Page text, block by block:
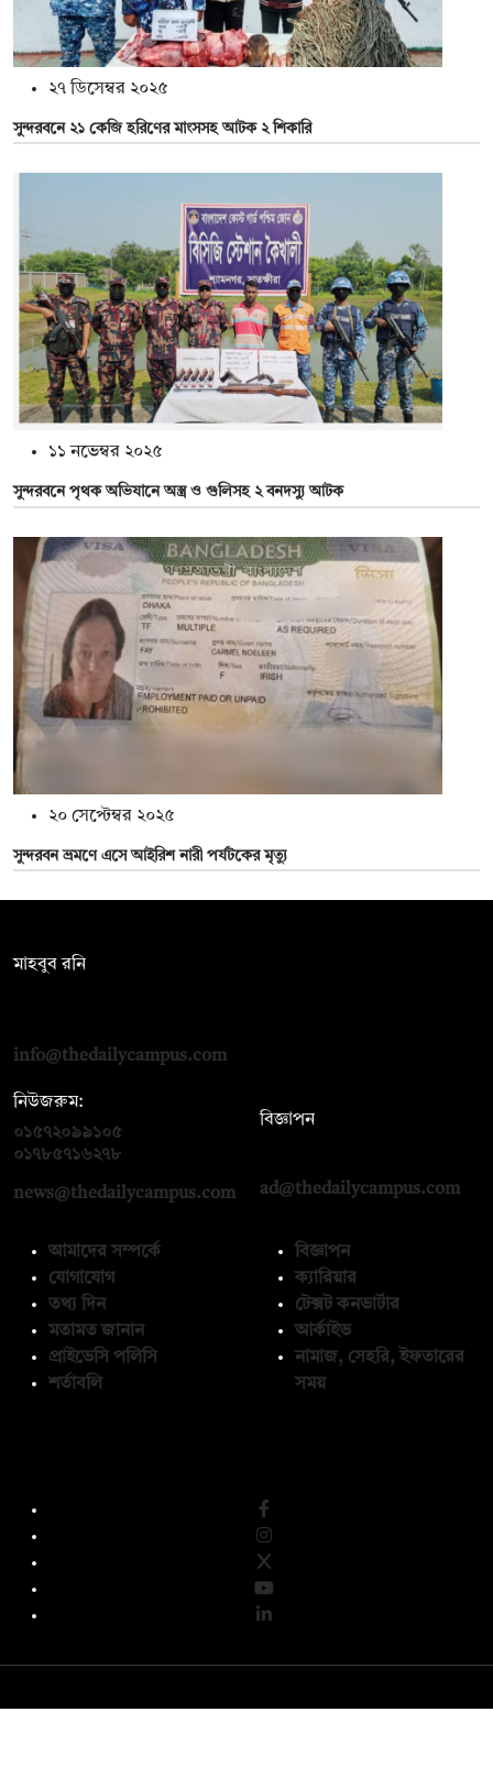
২৭ ডিসেম্বর ২০২৫
সুন্দরবনে ২১ কেজি হরিণের মাংসসহ আটক ২ শিকারি
১১ নভেম্বর ২০২৫
সুন্দরবনে পৃথক অভিযানে অস্ত্র ও গুলিসহ ২ বনদস্যু আটক
২০ সেপ্টেম্বর ২০২৫
সুন্দরবন ভ্রমণে এসে আইরিশ নারী পর্যটকের মৃত্যু
মাহবুব রনি
info@thedailycampus.com
নিউজরুম:
০১৫৭২০৯৯১০৫
০১৭৮৫৭১৬২৭৮
news@thedailycampus.com
বিজ্ঞাপন
ad@thedailycampus.com
আমাদের সম্পর্কে
যোগাযোগ
তথ্য দিন
মতামত জানান
প্রাইভেসি পলিসি
শর্তাবলি
বিজ্ঞাপন
ক্যারিয়ার
টেক্সট কনভার্টার
আর্কাইভ
নামাজ, সেহরি, ইফতারের
সময়